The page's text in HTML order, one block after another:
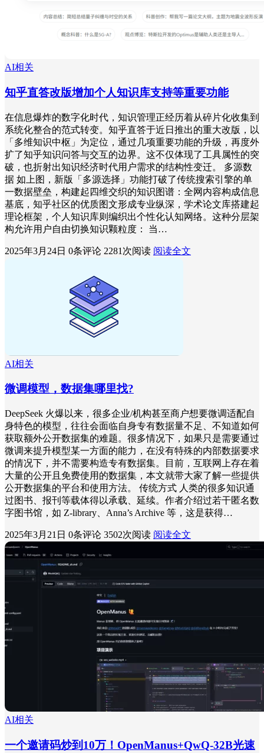
AI相关
知乎直答改版增加个人知识库支持等重要功能
在信息爆炸的数字化时代，知识管理正经历着从碎片化收集到
系统化整合的范式转变。知乎直答于近日推出的重大改版，以
「多维知识中枢」为定位，通过几项重要功能的升级，再度外
扩了知乎知识问答与交互的边界。这不仅体现了工具属性的突
破，也折射出知识经济时代用户需求的结构性变迁。 多源数
据 如上图，新版「多源选择」功能打破了传统搜索引擎的单
一数据壁垒，构建起四维交织的知识图谱：全网内容构成信息
基底，知乎社区的优质图文形成专业纵深，学术论文库搭建起
理论框架，个人知识库则编织出个性化认知网络。这种分层架
构允许用户自由切换知识颗粒度： 当…
2025年3月24日 0条评论 2281次阅读 阅读全文
AI相关
微调模型，数据集哪里找?
DeepSeek 火爆以来，很多企业/机构甚至商户想要微调适配自
身特色的模型，往往会面临自身专有数据量不足、不知道如何
获取额外公开数据集的难题。很多情况下，如果只是需要通过
微调来提升模型某一方面的能力，在没有特殊的内部数据要求
的情况下，并不需要构造专有数据集。目前，互联网上存在着
大量的公开且免费使用的数据集，本文就带大家了解一些提供
公开数据集的平台和使用方法。 传统方式 人类的很多知识通
过图书、报刊等载体得以承载、延续。作者介绍过若干匿名数
字图书馆，如 Z-library、Anna’s Archive 等，这是获得…
2025年3月21日 0条评论 3502次阅读 阅读全文
AI相关
一个邀请码炒到10万！OpenManus+QwQ-32B光速